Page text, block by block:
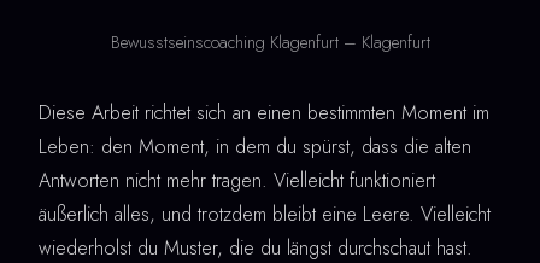
Bewusstseinscoaching Klagenfurt – Klagenfurt
Diese Arbeit richtet sich an einen bestimmten Moment im
Leben: den Moment, in dem du spürst, dass die alten
Antworten nicht mehr tragen. Vielleicht funktioniert
äußerlich alles, und trotzdem bleibt eine Leere. Vielleicht
wiederholst du Muster, die du längst durchschaut hast.